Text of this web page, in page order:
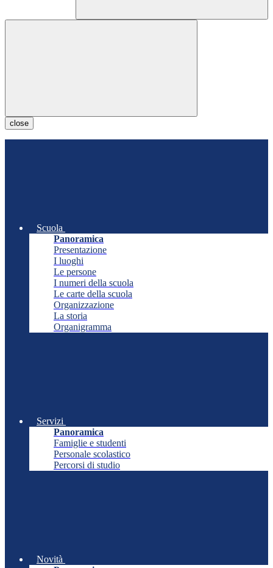
close
Scuola
Panoramica
Presentazione
I luoghi
Le persone
I numeri della scuola
Le carte della scuola
Organizzazione
La storia
Organigramma
Servizi
Panoramica
Famiglie e studenti
Personale scolastico
Percorsi di studio
Novità